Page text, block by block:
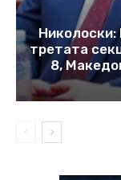
Николоски:
третата
8,